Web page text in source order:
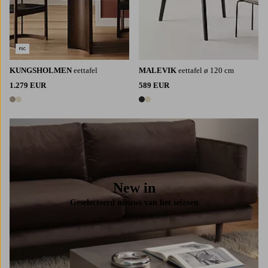
KUNGSHOLMEN eettafel
1.279 EUR
2 kleuren
MALEVIK eettafel ø 120 cm
589 EUR
2 kleuren
New in
Geselecteerd nieuws van het seizoen